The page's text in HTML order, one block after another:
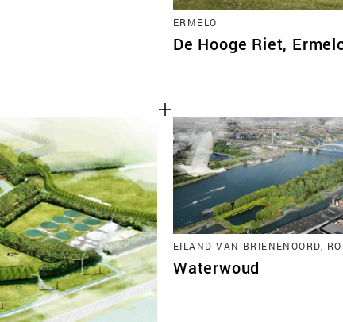
ERMELO
De Hooge Riet,
EILAND VAN BRIENENOORD,
Waterwoud